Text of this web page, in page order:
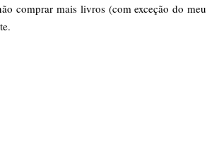
comprar mais livros (com exceção do meu